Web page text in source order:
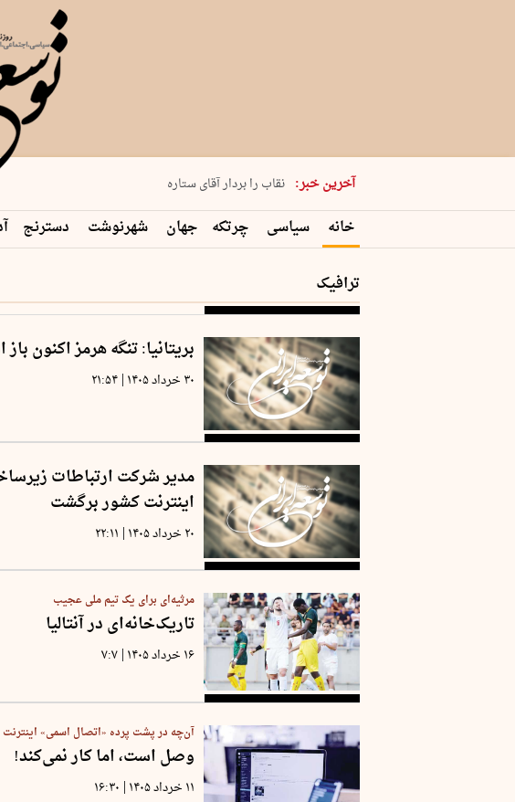
آخرین خبر:
پنجشنبه 15 مرداد 1405 شماره 2243
نقاب را بردار آقای ستاره
کدام فوتبال؟
فرعون در قلب دریای سیاه
برگزاری کنسرت علیرضا قربانی در …
خانه سیاسی چرتکه جهان شهرنوشت دسترنج
ترافیک
بریتانیا: تنگه هرمز اکنون
۳۰ خرداد ۱۴۰۵ | ۲۱:۵۴
اینترنت کشور برگشت
۲۰ خرداد ۱۴۰۵ | ۲۲:۱۱
مرثیه‌ای برای یک تیم ملی عجیب
تاریک‌خانه‌ای در آنتالیا
۱۶ خرداد ۱۴۰۵ | ۷:۷
آن‌چه در پشت پرده‌ «اتصال اسمی»
وصل است، اما کار نمی‌کند!
۱۱ خرداد ۱۴۰۵ | ۱۶:۳۰